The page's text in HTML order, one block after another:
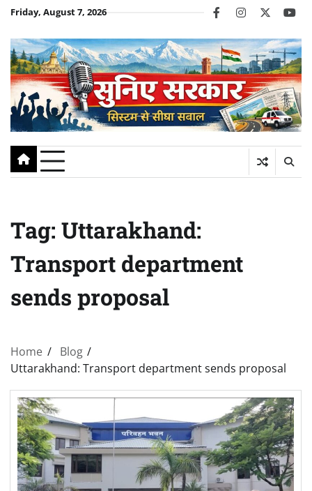
Skip
content
Friday, August 7, 2026 facebookinstagram
twitter
Tag: Uttarakhand:
Transport department
sends proposal
Home
Blog
Uttarakhand: Transport department sends proposal